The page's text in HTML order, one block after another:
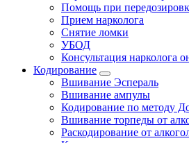
Помощь при
Прием нарколога
Снятие ломки
УБОД
Консультация нарколога
Кодирование
Вшивание Эспераль
Вшивание ампулы
Кодирование по методу
Вшивание торпеды от
Раскодирование от